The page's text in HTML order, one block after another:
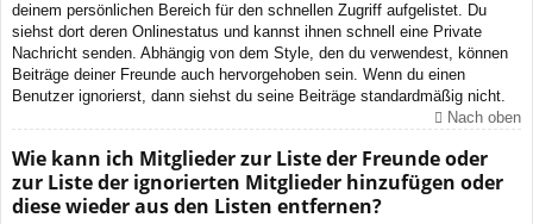
deinem persönlichen Bereich für den schnellen Zugriff aufgelistet. Du
siehst dort deren Onlinestatus und kannst ihnen schnell eine Private
Nachricht senden. Abhängig von dem Style, den du verwendest, können
Beiträge deiner Freunde auch hervorgehoben sein. Wenn du einen
Benutzer ignorierst, dann siehst du seine Beiträge standardmäßig nicht.
Nach oben
Wie kann ich Mitglieder zur Liste der Freunde oder
zur Liste der ignorierten Mitglieder hinzufügen oder
diese wieder aus den Listen entfernen?